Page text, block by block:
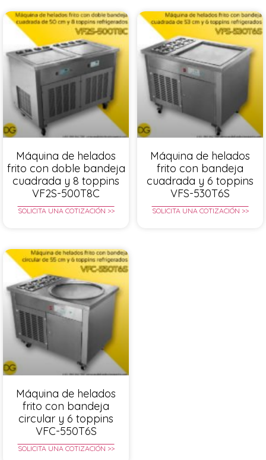
Máquina de helados
frito con doble bandeja
cuadrada y 8 toppins
VF2S-500T8C
SOLICITA UNA COTIZACIÓN >>
Máquina de helados
frito con bandeja
cuadrada y 6 toppins
VFS-530T6S
SOLICITA UNA COTIZACIÓN >>
Máquina de helados
frito con bandeja
circular y 6 toppins
VFC-550T6S
SOLICITA UNA COTIZACIÓN >>